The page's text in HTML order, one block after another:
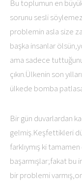
Bu toplumun en
sorunu sesli
problemin asla size
başka insanlar
ama sadece
çıkın.Ülkenin son
ülkede bomba
Bir gün duvarlardan
gelmiş.Keşfettikleri
farklıymış ki
başarmışlar;fakat bu
bir problemi